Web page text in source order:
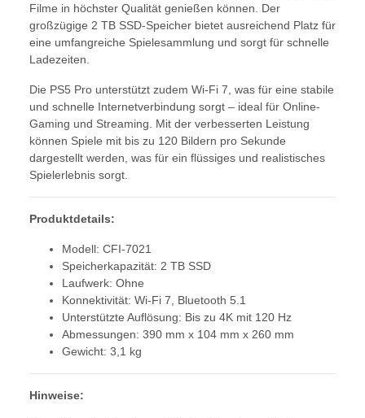
Filme in höchster Qualität genießen können. Der
großzügige 2 TB SSD-Speicher bietet ausreichend Platz für
eine umfangreiche Spielesammlung und sorgt für schnelle
Ladezeiten.
Die PS5 Pro unterstützt zudem Wi-Fi 7, was für eine stabile
und schnelle Internetverbindung sorgt – ideal für Online-
Gaming und Streaming. Mit der verbesserten Leistung
können Spiele mit bis zu 120 Bildern pro Sekunde
dargestellt werden, was für ein flüssiges und realistisches
Spielerlebnis sorgt.
Produktdetails:
Modell: CFI-7021
Speicherkapazität: 2 TB SSD
Laufwerk: Ohne
Konnektivität: Wi-Fi 7, Bluetooth 5.1
Unterstützte Auflösung: Bis zu 4K mit 120 Hz
Abmessungen: 390 mm x 104 mm x 260 mm
Gewicht: 3,1 kg
Hinweise: